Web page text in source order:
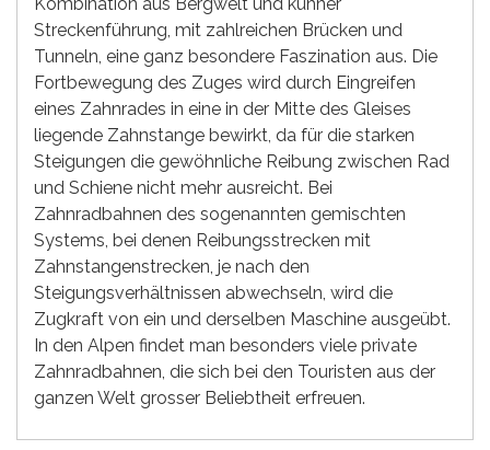
Streckenführung, mit zahlreichen Brücken und
Tunneln, eine ganz besondere Faszination aus. Die
Fortbewegung des Zuges wird durch Eingreifen
eines Zahnrades in eine in der Mitte des Gleises
liegende Zahnstange bewirkt, da für die starken
Steigungen die gewöhnliche Reibung zwischen Rad
und Schiene nicht mehr ausreicht. Bei
Zahnradbahnen des sogenannten gemischten
Systems, bei denen Reibungsstrecken mit
Zahnstangenstrecken, je nach den
Steigungsverhältnissen abwechseln, wird die
Zugkraft von ein und derselben Maschine ausgeübt.
In den Alpen findet man besonders viele private
Zahnradbahnen, die sich bei den Touristen aus der
ganzen Welt grosser Beliebtheit erfreuen.